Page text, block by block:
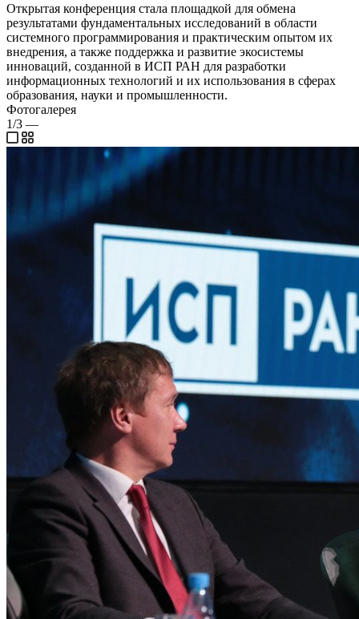
Открытая конференция стала площадкой для обмена
результатами фундаментальных исследований в области
системного программирования и практическим опытом их
внедрения, а также поддержка и развитие экосистемы
инноваций, созданной в ИСП РАН для разработки
информационных технологий и их использования в сферах
образования, науки и промышленности.
Фотогалерея
1/3 —